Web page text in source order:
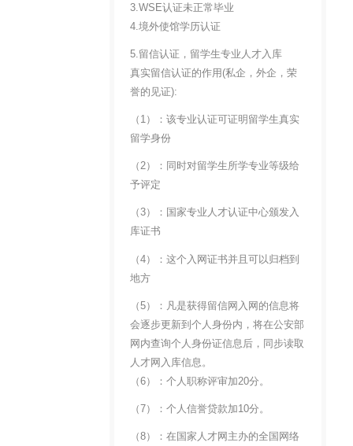
3.WSE认证未正常毕业
4.境外使馆学历认证
5.留信认证，留学生专业人才入库
真实留信认证的作用(私企，外企，荣
誉的见证):
（1）：该专业认证可证明留学生真实
留学身份
（2）：同时对留学生所学专业等级给
予评定
（3）：国家专业人才认证中心颁发入
库证书
（4）：这个入网证书并且可以归档到
地方
（5）：凡是获得留信网入网的信息将
会逐步更新到个人身份内，将在公安部
网内查询个人身份证信息后，同步读取
人才网入库信息。
（6）：个人职称评审加20分。
（7）：个人信誉贷款加10分。
（8）：在国家人才网主办的全国网络